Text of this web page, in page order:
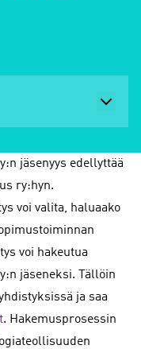
jäsenyys edellyttää
ry:hyn.
voi valita, haluaako
voi hakeutua
jäseneksi. Tällöin
ja saa
. Hakemusprosessin